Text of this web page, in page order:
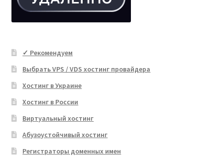
✓ Рекомендуем
Выбрать VPS / VDS хостинг провайдера
Хостинг в Украине
Хостинг в России
Виртуальный хостинг
Абузоустойчивый хостинг
Регистраторы доменных имен